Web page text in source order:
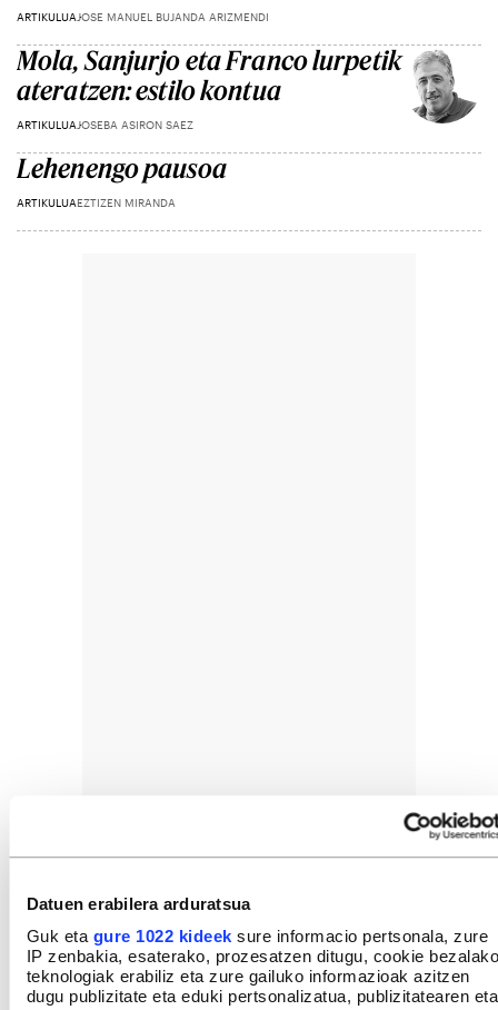
Datuen erabilera arduratsua
Guk eta gure 1022 kideek sure informacio pertsonala, zure
IP zenbakia, esaterako, prozesatzen ditugu, cookie bezalako
teknologiak erabiliz eta zure gailuko informazioak azitzen
dugu publizitate eta eduki pertsonalizatua, publizitatearen eta
ARTIKULUA JOSE MANUEL BUJANDA ARIZMENDI
Mola, Sanjurjo eta Franco lurpetik
ateratzen: estilo kontua
ARTIKULUA JOSEBA ASIRON SAEZ
Lehenengo pausoa
ARTIKULUAEZTIZEN MIRANDA